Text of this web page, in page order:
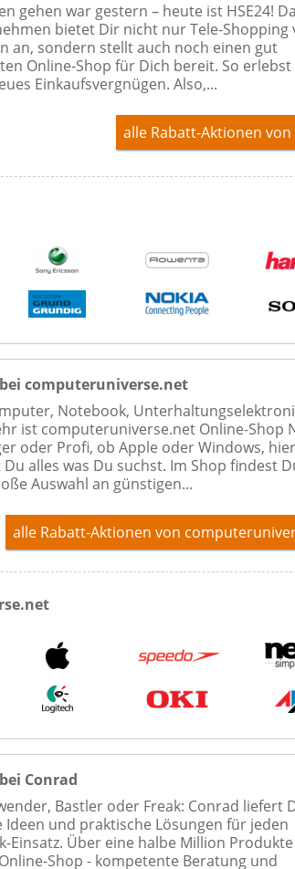
gehen war gestern – heute ist HSE24!
bietet Dir nicht nur Tele-Shopping
an, sondern stellt auch noch einen gut
Online-Shop für Dich bereit. So erlebst
Einkaufsvergnügen. Also,...
alle Rabatt-Aktionen von
computeruniverse.net
Notebook,
ist computeruniverse.net Online-Shop
oder Profi, ob Apple oder Windows, hier
alles was Du suchst. Im Shop findest
Auswahl an günstigen...
alle Rabatt-Aktionen von
Conrad
Bastler oder Freak: Conrad liefert
Ideen und praktische Lösungen für jeden
Einsatz. Über eine halbe Million
Shop - kompetente Beratung und